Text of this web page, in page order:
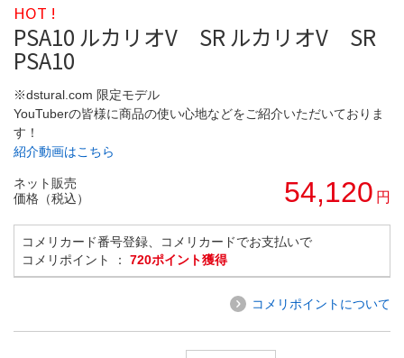
HOT !
PSA10 ルカリオV SR ルカリオV SR
PSA10
※dstural.com 限定モデル
YouTuberの皆様に商品の使い心地などをご紹介いただいておりま
す！
紹介動画はこちら
ネット販売
価格（税込）
54,120 円
コメリカード番号登録、コメリカードでお支払いで
コメリポイント ： 720ポイント獲得
コメリポイントについて